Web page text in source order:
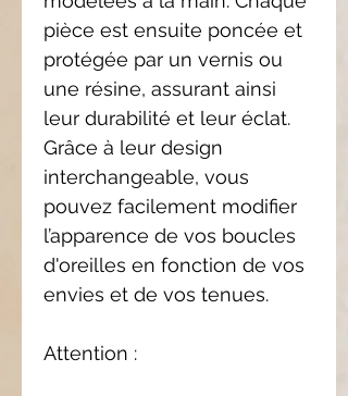
pièce est ensuite poncée et
protégée par un vernis ou
une résine, assurant ainsi
leur durabilité et leur éclat.
Grâce à leur design
interchangeable, vous
pouvez facilement modifier
l’apparence de vos boucles
d'oreilles en fonction de vos
envies et de vos tenues.
Attention :